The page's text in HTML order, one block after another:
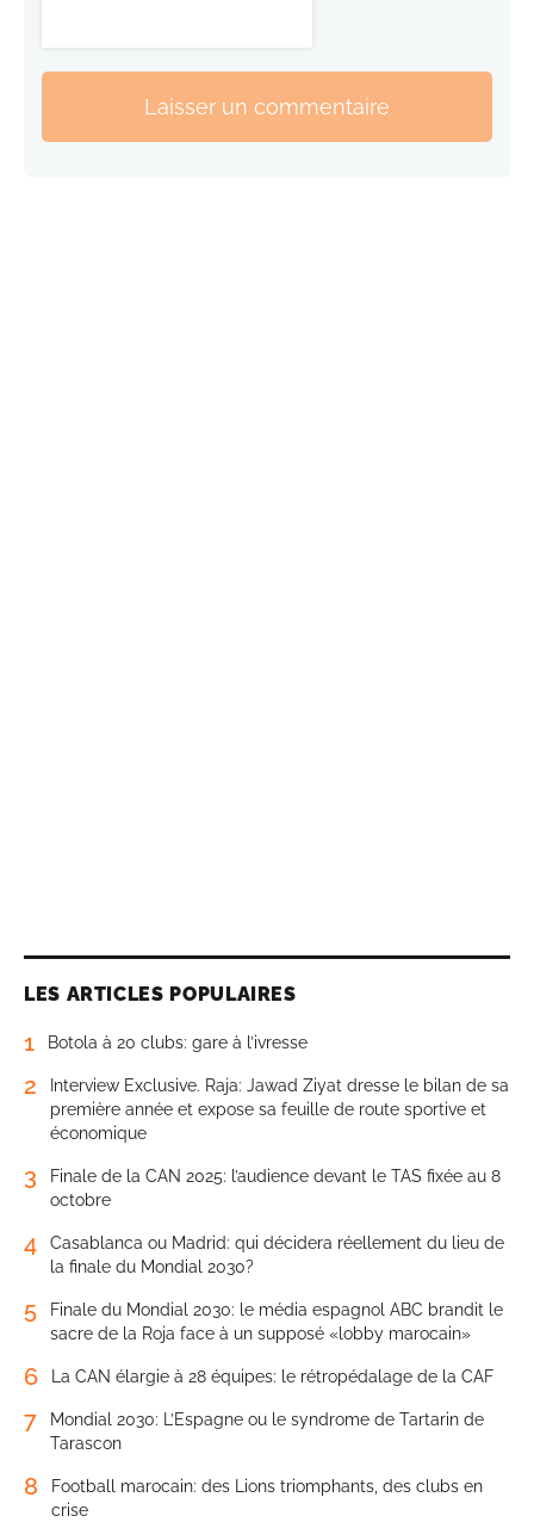
Laisser un commentaire
LES ARTICLES POPULAIRES
1 Botola à 20 clubs: gare à l’ivresse
2
Interview Exclusive. Raja: Jawad Ziyat dresse le bilan de sa
première année et expose sa feuille de route sportive et
économique
3
Finale de la CAN 2025: l’audience devant le TAS fixée au 8
octobre
4
Casablanca ou Madrid: qui décidera réellement du lieu de
la finale du Mondial 2030?
5
Finale du Mondial 2030: le média espagnol ABC brandit le
sacre de la Roja face à un supposé «lobby marocain»
6 La CAN élargie à 28 équipes: le rétropédalage de la CAF
7
Mondial 2030: L’Espagne ou le syndrome de Tartarin de
Tarascon
8
Football marocain: des Lions triomphants, des clubs en
crise